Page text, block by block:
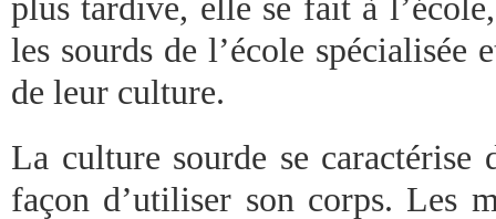
plus tardive, elle se fait à
les sourds de l’école spécialisée
de leur culture.
La culture sourde se caractérise
façon d’utiliser son corps. Les